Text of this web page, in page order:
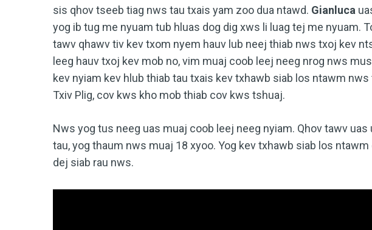
sis qhov tseeb tiag nws tau txais yam zoo dua ntawd. Gianluca
yog ib tug me nyuam tub hluas dog dig xws li luag tej me nyuam.
tawv qhawv tiv kev txom nyem hauv lub neej thiab nws txoj kev
leeg hauv txoj kev mob no, vim muaj coob leej neeg nrog nws
kev nyiam kev hlub thiab tau txais kev txhawb siab los ntawm
Txiv Plig, cov kws kho mob thiab cov kws tshuaj.
Nws yog tus neeg uas muaj coob leej neeg nyiam. Qhov tawv
tau, yog thaum nws muaj 18 xyoo. Yog kev txhawb siab los
dej siab rau nws.